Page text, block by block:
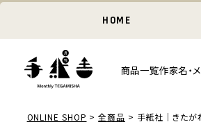
HOME
商品一覧作家名・
ONLINE SHOP 全商品
手紙社｜きたが